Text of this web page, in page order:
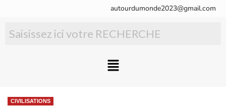
autourdumonde2023@gmail.com
CIVILISATIONS